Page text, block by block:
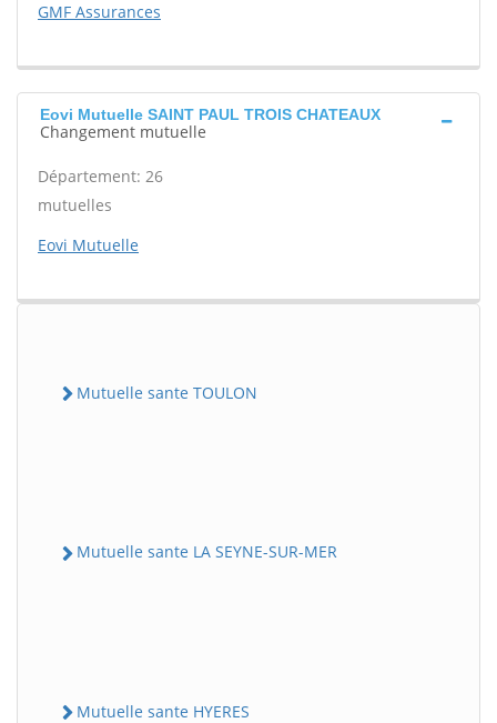
GMF Assurances
Eovi Mutuelle SAINT PAUL TROIS CHATEAUX
Changement mutuelle
Département: 26
mutuelles
Eovi Mutuelle
Mutuelle sante TOULON
Mutuelle sante LA SEYNE-SUR-MER
Mutuelle sante HYERES